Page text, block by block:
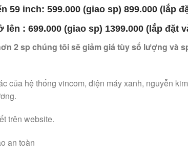
59 inch: 599.000 (giao sp) 899.000 (lắp
: 699.000 (giao sp) 1399.000 (lắp đặt
2 sp chúng tôi sẽ giảm giá tùy số lượng và
của hệ thống vincom, điện máy xanh, nguyễn
trên website.
an toàn